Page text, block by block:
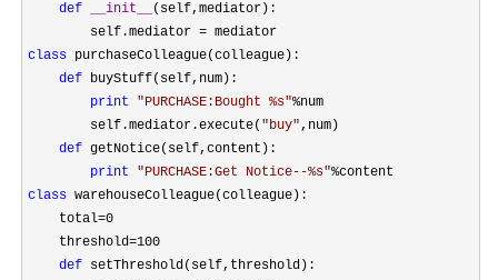
def
__init__
(self,mediator):
        self.mediator
=
class purchaseColleague(colleague):
def buyStuff(self,num):
print
"PURCHASE:Bought %s"%num
        self.mediator.execute(
"buy",num)
def getNotice(self,content):
print
"PURCHASE:Get Notice--%s"%
class warehouseColleague(colleague):
    total
=0
    threshold
=100
def setThreshold(self,threshold):